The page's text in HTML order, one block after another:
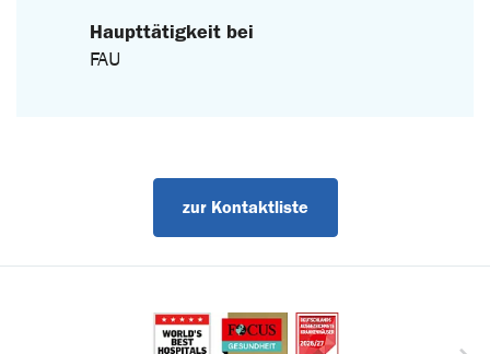
Haupttätigkeit bei
FAU
zur Kontaktliste